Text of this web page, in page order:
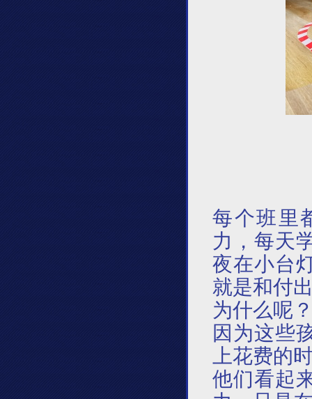
每个班里
力，每天
夜在小台
就是和付
为什么呢
因为这些
上花费的
他们看起